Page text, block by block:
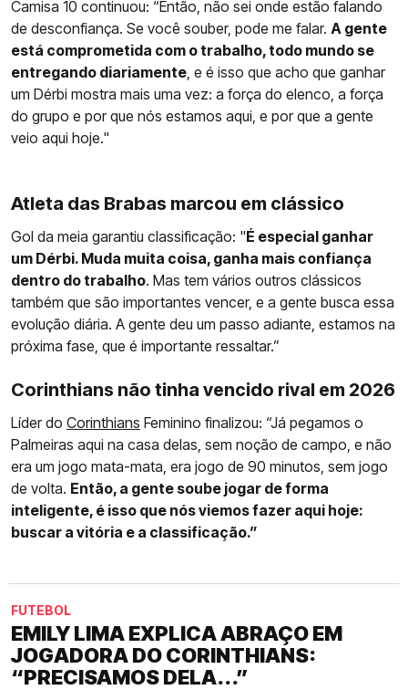
Camisa 10 continuou: “Então, não sei onde estão falando
de desconfiança. Se você souber, pode me falar. A gente
está comprometida com o trabalho, todo mundo se
entregando diariamente , e é isso que acho que ganhar
um Dérbi mostra mais uma vez: a força do elenco, a força
do grupo e por que nós estamos aqui, e por que a gente
veio aqui hoje."
Atleta das Brabas marcou em clássico
Gol da meia garantiu classificação: "É especial ganhar
um Dérbi. Muda muita coisa, ganha mais confiança
dentro do trabalho. Mas tem vários outros clássicos
também que são importantes vencer, e a gente busca essa
evolução diária. A gente deu um passo adiante, estamos na
próxima fase, que é importante ressaltar.”
Corinthians não tinha vencido rival em 2026
Líder do Corinthians Feminino finalizou: “Já pegamos o
Palmeiras aqui na casa delas, sem noção de campo, e não
era um jogo mata-mata, era jogo de 90 minutos, sem jogo
de volta. Então, a gente soube jogar de forma
inteligente, é isso que nós viemos fazer aqui hoje:
buscar a vitória e a classificação.”
FUTEBOL
EMILY LIMA EXPLICA ABRAÇO EM
JOGADORA DO CORINTHIANS:
“PRECISAMOS DELA...”